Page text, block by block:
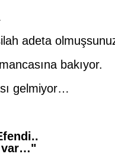
adeta
bakıyor.
gelmiyor…
var…"